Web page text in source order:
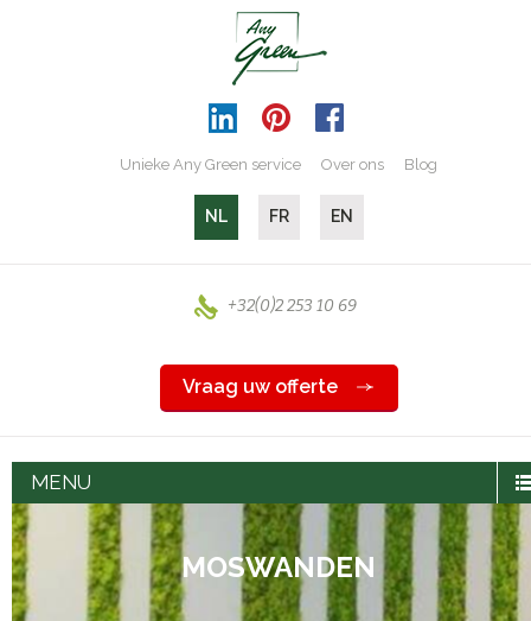
Unieke Any Green service Over ons Blog
NL FR EN
+32(0)2 253 10 69
Vraag uw offerte
MENU
MOSWANDEN